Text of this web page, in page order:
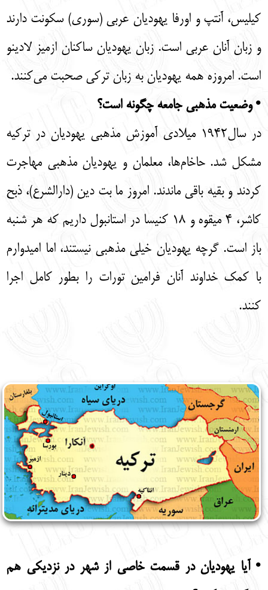
کیلیس، آنتپ و اورفا یهودیان عربی (سوری) سکونت دارند
و زبان آنان عربی است. زبان یهودیان ساکنان ازمیز لادینو
است. امروزه همه یهودیان به زبان ترکی صحبت می‌کنند.
• وضعیت مذهبی جامعه چگونه است؟
در سال1942 میلادی آموزش مذهبی یهودیان در ترکیه
مشکل شد. حاخام‌ها، معلمان و یهودیان مذهبی مهاجرت
کردند و بقیه باقی ماندند. امروز ما بت دین (دارالشرع)، ذبح
کاشر، 4 میقوه و 18 کنیسا در استانبول داریم که هر شنبه
باز است. گرچه یهودیان خیلی مذهبی نیستند، اما امیدوارم
با کمک خداوند آنان فرامین تورات را بطور کامل اجرا
کنند.
• آیا یهودیان در قسمت خاصی از شهر در نزدیکی هم